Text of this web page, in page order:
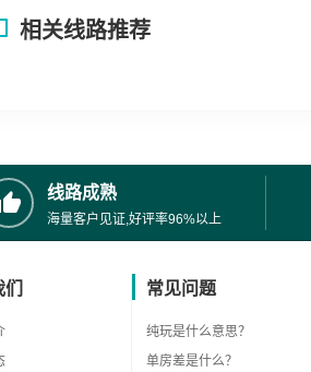
相关线路推荐
线路成熟
海量客户见证,好评率96%以上
常见问题
纯玩是什么意思？
单房差是什么？